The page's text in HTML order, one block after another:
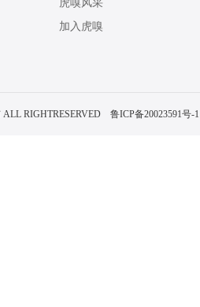
虎嗅风采
加入虎嗅
RIGHTRESERVED 鲁ICP备20023591号-1